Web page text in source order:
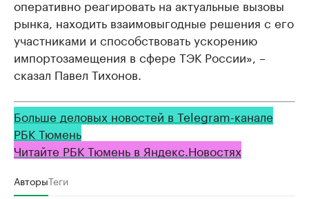
оперативно реагировать на актуальные вызовы
рынка, находить взаимовыгодные решения с его
участниками и способствовать ускорению
импортозамещения в сфере ТЭК России», –
сказал Павел Тихонов.
Больше деловых новостей в Telegram-канале
РБК Тюмень
Читайте РБК Тюмень в Яндекс.Новостях
АвторыТеги